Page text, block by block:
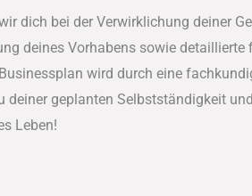
dich bei der Verwirklichung deiner
deines Vorhabens sowie
wird durch eine
geplanten Selbstständigkeit
Leben!